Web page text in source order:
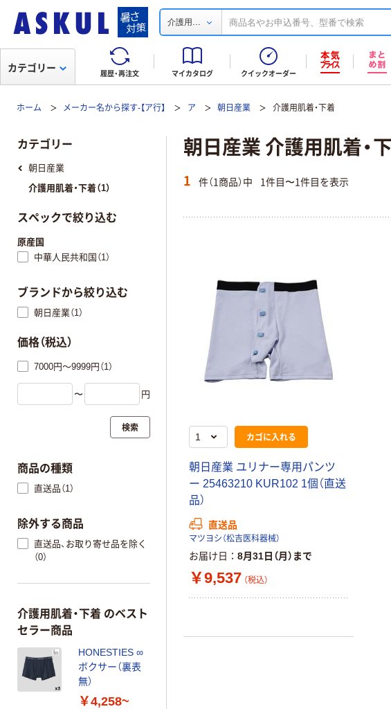
介護用 ...
履歴・再注文 マイカタログ クイックオーダー
カテゴリー
ホーム メーカー名から探す-【ア行】 ア 朝日産業 介護用肌着・下着
朝日産業 介護用肌着・
1 件（1商品）中 1件目〜1件目を表示
カゴに入れる
朝日産業 ユリナー専用パンツ
ー 25463210 KUR102 1個（直送
品）
直送品
マツヨシ（松吉医科器械）
お届け日 8月31日（月）まで
￥9,537 （税込）
カテゴリー
朝日産業
介護用肌着・下着（1）
スペックで絞り込む
原産国
中華人民共和国（1）
ブランドから絞り込む
朝日産業（1）
価格（税込）
7000円～9999円（1）
〜 円
検索
商品の種類
直送品（1）
除外する商品
直送品、お取り寄せ品を除く
（0）
介護用肌着・下着 のベスト
セラー商品
HONESTIES ∞
ボクサー（裏表
無）
￥4,258~